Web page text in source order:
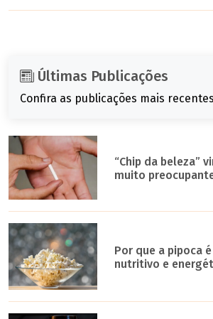
Últimas Publicações
Confira as publicações mais
“Chip da beleza”
muito
Por que a pipoca
nutritivo e